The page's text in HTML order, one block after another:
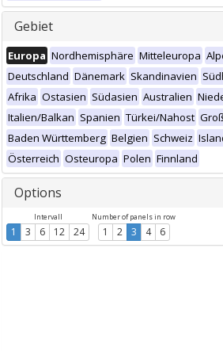
Gebiet
Europa Nordhemisphäre Mitteleuropa
Deutschland Dänemark Skandinavien
Afrika Ostasien Südasien Australien
Italien/Balkan Spanien Türkei/Nahost
Baden Württemberg Belgien Schweiz
Österreich Osteuropa Polen Finnland
Options
Intervall
1 3 6 12 24
Number of panels in row
1 2 3 4 6